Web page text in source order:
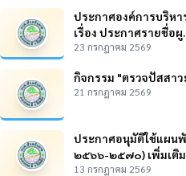
ประกาศองค์การบริห
เรื่อง ประกาศรายชื่อผู
23 กรกฎาคม 2569
กิจกรรม "ตรวจปัสสา
21 กรกฎาคม 2569
ประกาศอนุมัติใช้แผน
๒๕๖๖-๒๕๗๐) เพิ่มเติม
13 กรกฎาคม 2569